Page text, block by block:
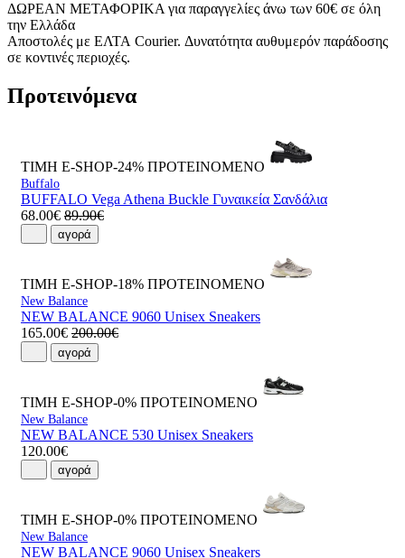
ΔΩΡΕΑΝ ΜΕΤΑΦΟΡΙΚΑ για παραγγελίες άνω των 60€ σε όλη
την Ελλάδα
Αποστολές με ΕΛΤΑ Courier. Δυνατότητα αυθυμερόν παράδοσης
σε κοντινές περιοχές.
Προτεινόμενα
ΤΙΜΗ E-SHOP-24% ΠΡΟΤΕΙΝΟΜΕΝΟ
Buffalo
BUFFALO Vega Athena Buckle Γυναικεία Σανδάλια
68.00€ 89.90€
αγορά
ΤΙΜΗ E-SHOP-18% ΠΡΟΤΕΙΝΟΜΕΝΟ
New Balance
NEW BALANCE 9060 Unisex Sneakers
165.00€ 200.00€
αγορά
ΤΙΜΗ E-SHOP-0% ΠΡΟΤΕΙΝΟΜΕΝΟ
New Balance
NEW BALANCE 530 Unisex Sneakers
120.00€
αγορά
ΤΙΜΗ E-SHOP-0% ΠΡΟΤΕΙΝΟΜΕΝΟ
New Balance
NEW BALANCE 9060 Unisex Sneakers